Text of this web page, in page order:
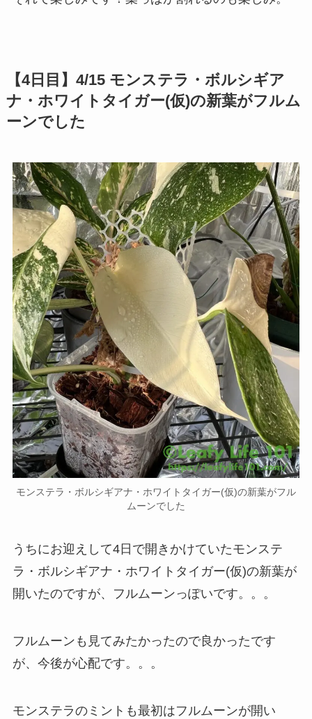
【4日目】4/15 モンステラ・ボルシギア
ナ・ホワイトタイガー(仮)の新葉がフルム
ーンでした
モンステラ・ボルシギアナ・ホワイトタイガー(仮)の新葉がフル
ムーンでした
うちにお迎えして4日で開きかけていたモンステ
ラ・ボルシギアナ・ホワイトタイガー(仮)の新葉が
開いたのですが、フルムーンっぽいです。。。
フルムーンも見てみたかったので良かったです
が、今後が心配です。。。
モンステラのミントも最初はフルムーンが開い